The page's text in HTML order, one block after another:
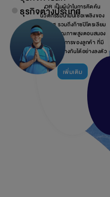
ธุรกิจต่างประเทศ
OR เป็นผู้นำในการคิดค้น
นวัตกรรมน้ำมันเชื้อเพลิงของ
ประเทศ รวมถึงก๊าซปิโตรเลียม
เหลวที่มีคุณภาพสูงตอบสนอง
ความต้องการของลูกค้า ที่มี
ความแตกต่างกันได้อย่างลงตัว
เพิ่มเติม